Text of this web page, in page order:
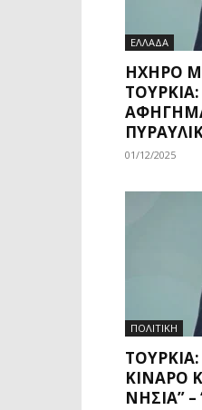
ΕΛΛΑΔΑ
ΗΧΗΡΌ
01/12/2025
ΠΟΛΙΤΙΚΗ
ΚΊΝΑΡΟ
ΝΗΣΙΆ”